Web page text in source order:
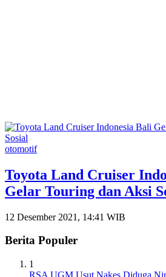
otomotif
Toyota Land Cruiser
Gelar Touring dan Aksi
12 Desember 2021, 14:41 WIB
Berita Populer
1